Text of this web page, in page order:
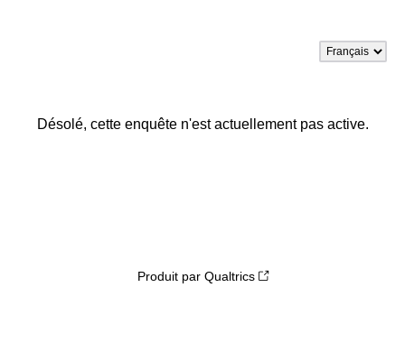
Désolé, cette enquête n'est actuellement pas active.
Produit par Qualtrics